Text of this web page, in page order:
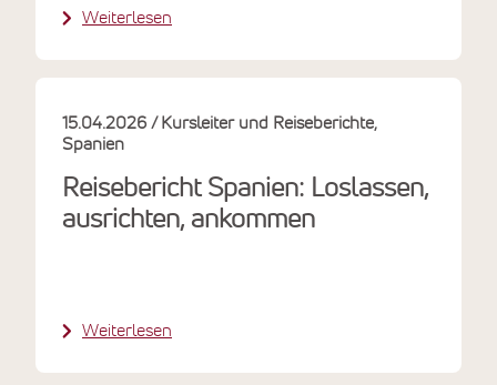
Weiterlesen
Reisebericht Spanien: Loslassen,
ausrichten, ankommen
15.04.2026
Kursleiter und Reiseberichte
Spanien
Weiterlesen